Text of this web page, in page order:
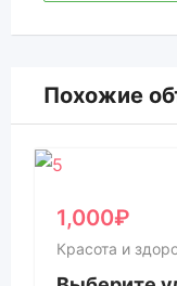
Похожие
1,000₽
Красота и